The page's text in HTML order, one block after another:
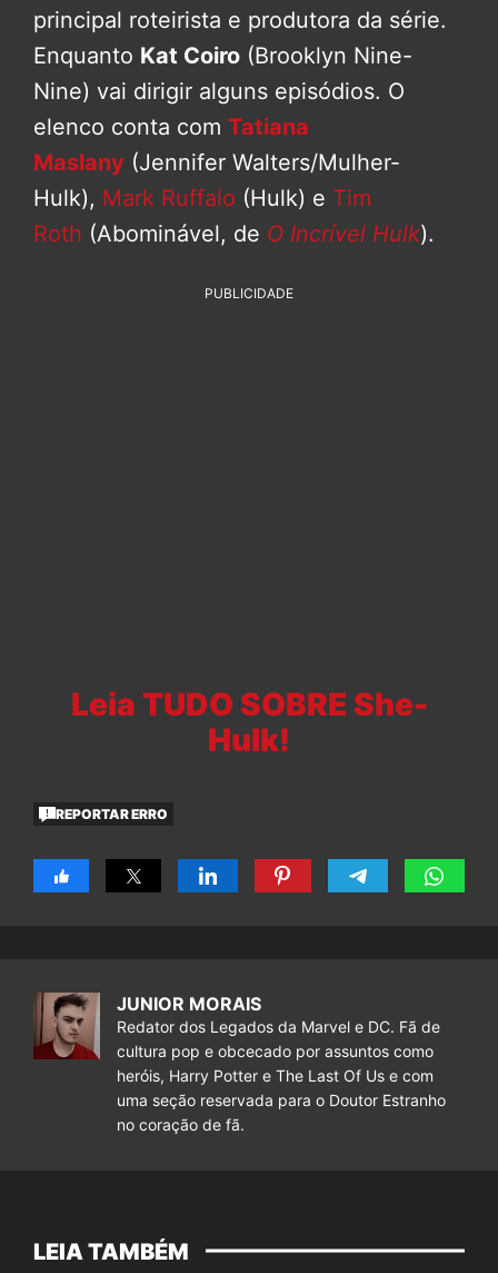
principal roteirista e produtora da série.
Enquanto Kat Coiro (Brooklyn Nine-
Nine) vai dirigir alguns episódios. O
elenco conta com Tatiana
Maslany (Jennifer Walters/Mulher-
Hulk), Mark Ruffalo (Hulk) e Tim
Roth (Abominável, de O Incrível Hulk).
PUBLICIDADE
Leia TUDO SOBRE She-
Hulk!
REPORTAR ERRO
JUNIOR MORAIS
Redator dos Legados da Marvel e DC. Fã de
cultura pop e obcecado por assuntos como
heróis, Harry Potter e The Last Of Us e com
uma seção reservada para o Doutor Estranho
no coração de fã.
LEIA TAMBÉM